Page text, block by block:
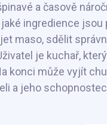
a časově
ingredience
maso, sdělit
je kuchař,
konci může vyjít
a jeho